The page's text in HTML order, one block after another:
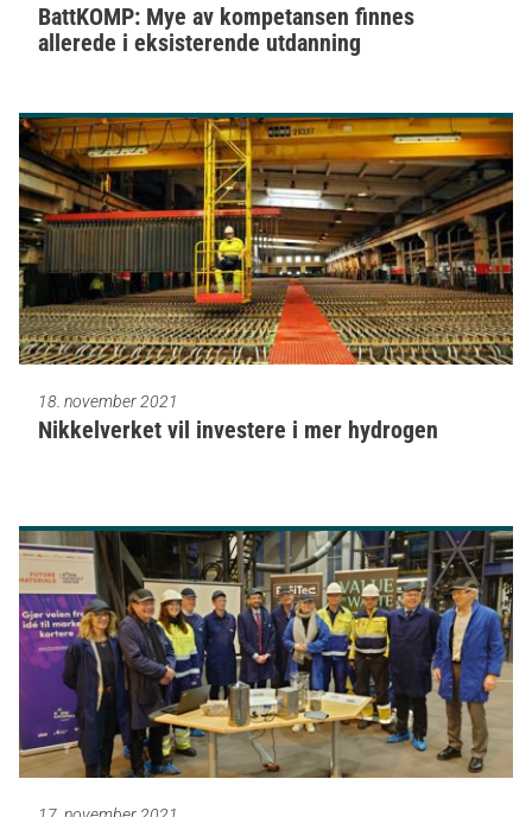
BattKOMP: Mye av kompetansen finnes
allerede i eksisterende utdanning
18. november 2021
Nikkelverket vil investere i mer hydrogen